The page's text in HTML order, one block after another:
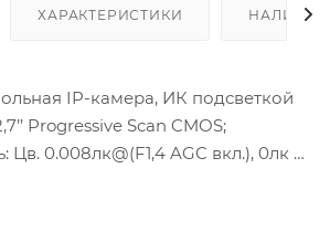
ХАРАКТЕРИСТИКИ НАЛИЧИЕ
IP-камера, ИК подсветкой
Progressive Scan CMOS;
Цв. 0.008лк@(F1,4 AGC вкл.), 0лк с